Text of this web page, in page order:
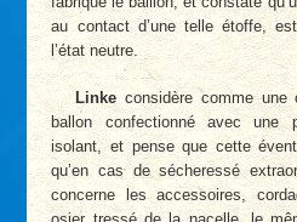
au contact d’une telle étoffe,
l’état neutre.
Linke considère comme une
ballon confectionné avec une
isolant, et pense que cette
qu’en cas de sécheressé
concerne les accessoires,